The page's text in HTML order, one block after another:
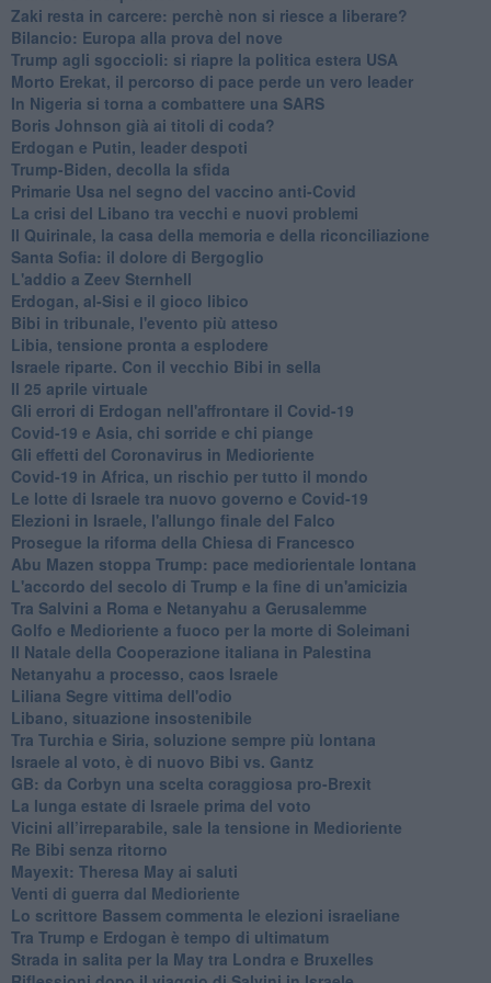
Zaki resta in carcere: perchè non si riesce a liberare?
Bilancio: Europa alla prova del nove
Trump agli sgoccioli: si riapre la politica estera USA
Morto Erekat, il percorso di pace perde un vero leader
In Nigeria si torna a combattere una SARS
Boris Johnson già ai titoli di coda?
Erdogan e Putin, leader despoti
Trump-Biden, decolla la sfida
Primarie Usa nel segno del vaccino anti-Covid
La crisi del Libano tra vecchi e nuovi problemi
Il Quirinale, la casa della memoria e della riconciliazione
Santa Sofia: il dolore di Bergoglio
L'addio a ​Zeev Sternhell
Erdogan, al-Sisi e il gioco libico
Bibi in tribunale, l'evento più atteso
Libia, tensione pronta a esplodere
Israele riparte. Con il vecchio Bibi in sella
Il 25 aprile virtuale
Gli errori di Erdogan nell'affrontare il Covid-19
Covid-19 e Asia, chi sorride e chi piange
Gli effetti del Coronavirus in Medioriente
Covid-19 in Africa, un rischio per tutto il mondo
Le lotte di Israele tra nuovo governo e Covid-19
Elezioni in Israele, l'allungo finale del Falco
Prosegue la riforma della Chiesa di Francesco
Abu Mazen stoppa Trump: pace mediorientale lontana
L'accordo del secolo di Trump e la fine di un'amicizia
Tra Salvini a Roma e Netanyahu a Gerusalemme
Golfo e Medioriente a fuoco per la morte di Soleimani
Il Natale della Cooperazione italiana in Palestina
Netanyahu a processo, caos Israele
Liliana Segre vittima dell'odio
Libano, situazione insostenibile
Tra Turchia e Siria, soluzione sempre più lontana
Israele al voto, è di nuovo Bibi vs. Gantz
GB: da Corbyn una scelta coraggiosa pro-Brexit
La lunga estate di Israele prima del voto
Vicini all’irreparabile, sale la tensione in Medioriente
Re Bibi senza ritorno
Mayexit: Theresa May ai saluti
Venti di guerra dal Medioriente
Lo scrittore Bassem commenta le elezioni israeliane
Tra Trump e Erdogan è tempo di ultimatum
Strada in salita per la May tra Londra e Bruxelles